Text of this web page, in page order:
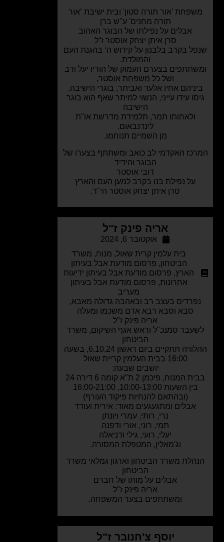
'אור תורה סטון' ובית ישיבת ’אור
תורה מחנים' ע"ש ברן
אבלים על נפילתו של הבוגר האהוב
סרן איתן יצחק אוסטר ז“ל
בקרב בלבנון על קידוש ה‘ בהגנת העם
והמולדת.
בצערם העמוק של הוריו יעל ודב
ושל כל משפחת אוסטר,
אחיו אלעד ואביתר, בוגרי הישיבה.
עידו עייני, הנשוי למיתר שאף הוא בוגר
ולאחותו תמר, תלמידת מדרשת או"ת
לינדנבאום.
מן השמיים תנוחמו.
האקדמי לב כואב ומשתתף בצערו של
הבוגר והידיד
דובי אוסטר
על נפילת בנו בקרב למען העם והארץ
סרן איתן יצחק אוסטר הי"ד.
אריה פינק ז"ל
אוקטובר 6, 2024
בית עלמין קרית שאול,מנוח,משרד
הביטחון,פרסום מודעת אבל בעיתון
הארץ
פרסום מודעת אבל בעיתון ידיעות
אחרונות,פרסום מודעת אבל בעיתון
בעצב רב ובאהבה גדולה מאבא,
סבא וסבא רבא אדם משכמו ומעלה
אריה פינק ז"ל
סמנכ"ל וראש אגף השיקום, משרד
ההלוויה תתקיים ביום ראשון 6.10.24, בשעה
יושבים שבעה:
המנוח, פיכמן 2 ת"א קומה 6 דירה 24
בין השעות 10:00-13:00, 16:00-21:00
(ובהתאם להנחיות פיקוד העורף)
אבלים ומתגעגעים מאוד: אירית ועודד
נרי, רותי, עמרי ויונתן
תמי, רוני, אורי ודפנה
יעלי, רועי, גילי ודניאלה
וג'מאלין, המטפלת המסורה.
משרד הביטחון וארגון גמלאי משרד
אבלים על מותו של חברם
אריה פינק ז"ל
ומשתתפים בצער המשפחה.
יוסף צ'חנובר ז"ל